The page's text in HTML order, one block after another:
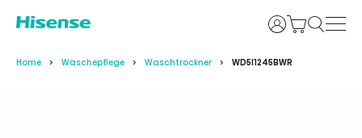
Login
Home Wäschepflege Waschtrockner WD5I1245BWR